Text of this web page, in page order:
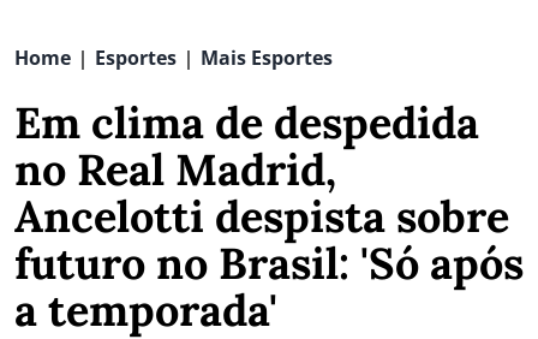
Home | Esportes | Mais Esportes
Em clima de despedida
no Real Madrid,
Ancelotti despista sobre
futuro no Brasil: 'Só após
a temporada'